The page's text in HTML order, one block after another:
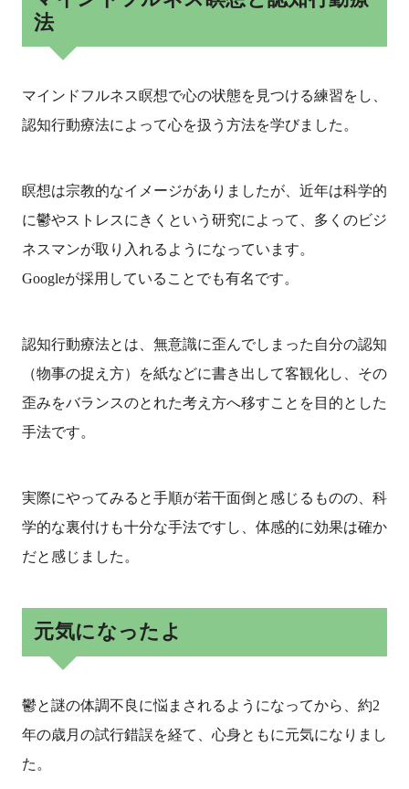
法
マインドフルネス瞑想で心の状態を見つける練習をし、
認知行動療法によって心を扱う方法を学びました。
瞑想は宗教的なイメージがありましたが、近年は科学的
に鬱やストレスにきくという研究によって、多くのビジ
ネスマンが取り入れるようになっています。
Googleが採用していることでも有名です。
認知行動療法とは、無意識に歪んでしまった自分の認知
（物事の捉え方）を紙などに書き出して客観化し、その
歪みをバランスのとれた考え方へ移すことを目的とした
手法です。
実際にやってみると手順が若干面倒と感じるものの、科
学的な裏付けも十分な手法ですし、体感的に効果は確か
だと感じました。
元気になったよ
鬱と謎の体調不良に悩まされるようになってから、約2
年の歳月の試行錯誤を経て、心身ともに元気になりまし
た。